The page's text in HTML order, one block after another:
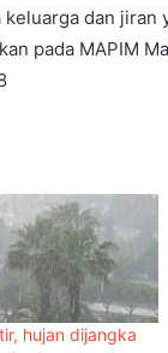
keluarga dan jiran
pada MAPIM
hujan dijangka